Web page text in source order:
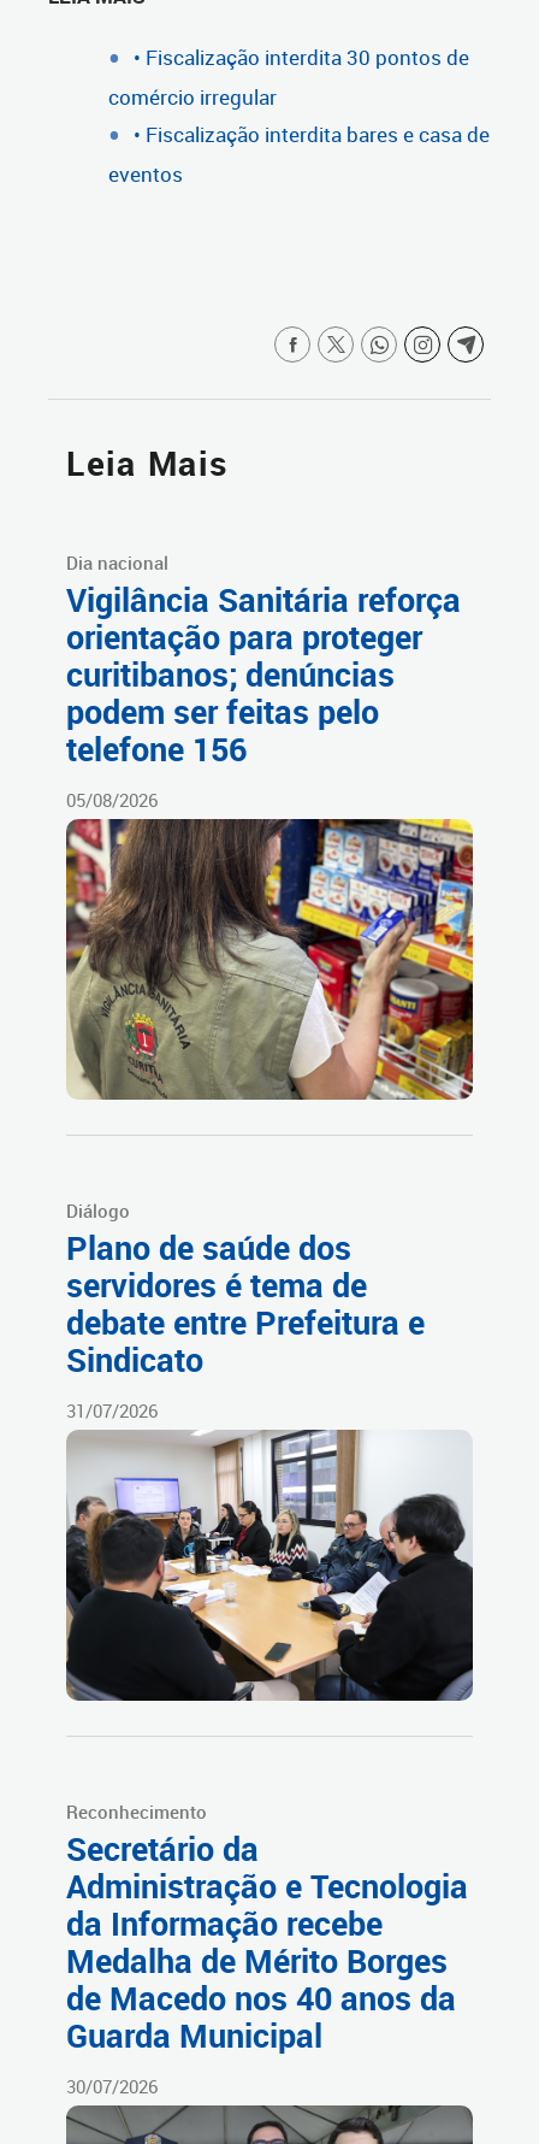
• Fiscalização interdita 30 pontos de
comércio irregular
• Fiscalização interdita bares e casa de
eventos
Leia Mais
Dia nacional
Vigilância Sanitária reforça
orientação para proteger
curitibanos; denúncias
podem ser feitas pelo
telefone 156
05/08/2026
Diálogo
Plano de saúde dos
servidores é tema de
debate entre Prefeitura e
Sindicato
31/07/2026
Reconhecimento
Secretário da
Administração e Tecnologia
da Informação recebe
Medalha de Mérito Borges
de Macedo nos 40 anos da
Guarda Municipal
30/07/2026